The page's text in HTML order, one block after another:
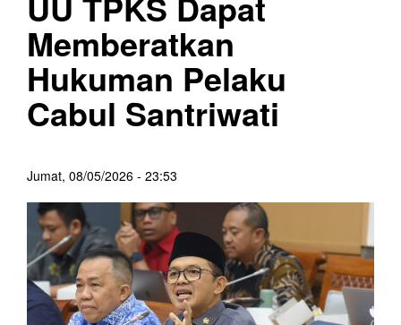
Memberatkan
Hukuman Pelaku
Cabul Santriwati
Jumat, 08/05/2026 - 23:53